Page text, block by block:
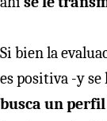
Si bien la
es positiva -y
busca un